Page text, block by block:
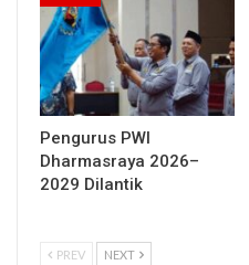
Pengurus PWI
Dharmasraya 2026–
2029 Dilantik
PREV NEXT